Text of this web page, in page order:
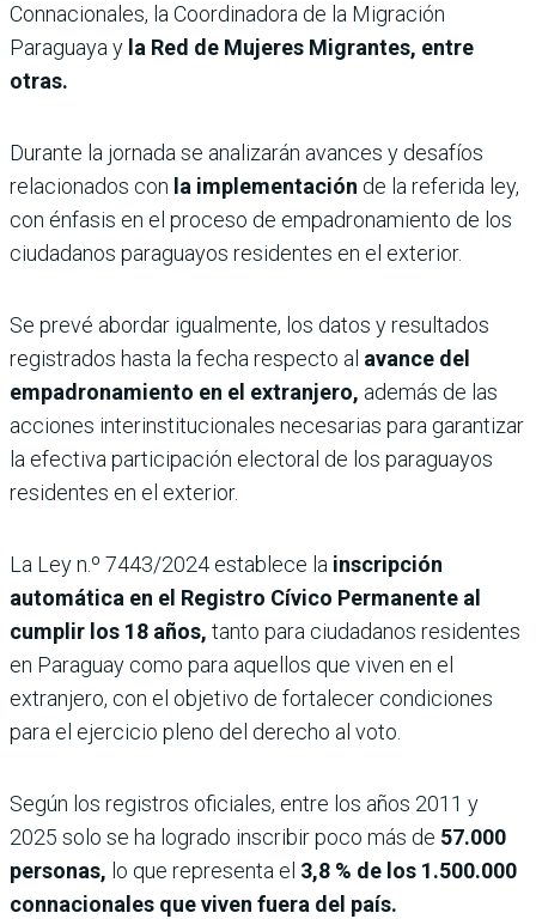
Connacionales, la Coordinadora de la Migración
Paraguaya y la Red de Mujeres Migrantes, entre
otras.
Durante la jornada se analizarán avances y desafíos
relacionados con la implementación de la referida ley,
con énfasis en el proceso de empadronamiento de los
ciudadanos paraguayos residentes en el exterior.
Se prevé abordar igualmente, los datos y resultados
registrados hasta la fecha respecto al avance del
empadronamiento en el extranjero, además de las
acciones interinstitucionales necesarias para garantizar
la efectiva participación electoral de los paraguayos
residentes en el exterior.
La Ley n.º 7443/2024 establece la inscripción
automática en el Registro Cívico Permanente al
cumplir los 18 años, tanto para ciudadanos residentes
en Paraguay como para aquellos que viven en el
extranjero, con el objetivo de fortalecer condiciones
para el ejercicio pleno del derecho al voto.
Según los registros oficiales, entre los años 2011 y
2025 solo se ha logrado inscribir poco más de 57.000
personas, lo que representa el 3,8 % de los 1.500.000
connacionales que viven fuera del país.